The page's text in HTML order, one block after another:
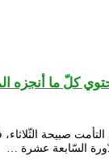
كلّ ما أنجزه
صبيحة
السّابعة عشرة …